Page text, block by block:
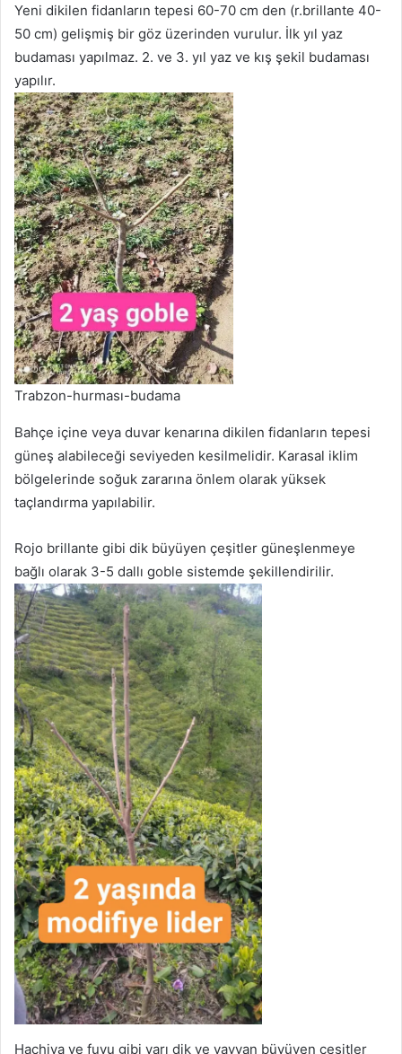
Yeni dikilen fidanların tepesi 60-70 cm den (r.brillante 40-
50 cm) gelişmiş bir göz üzerinden vurulur. İlk yıl yaz
budaması yapılmaz. 2. ve 3. yıl yaz ve kış şekil budaması
yapılır.
Trabzon-hurması-budama
Bahçe içine veya duvar kenarına dikilen fidanların tepesi
güneş alabileceği seviyeden kesilmelidir. Karasal iklim
bölgelerinde soğuk zararına önlem olarak yüksek
taçlandırma yapılabilir.
Rojo brillante gibi dik büyüyen çeşitler güneşlenmeye
bağlı olarak 3-5 dallı goble sistemde şekillendirilir.
Hachiya ve fuyu gibi yarı dik ve yayvan büyüyen çeşitler